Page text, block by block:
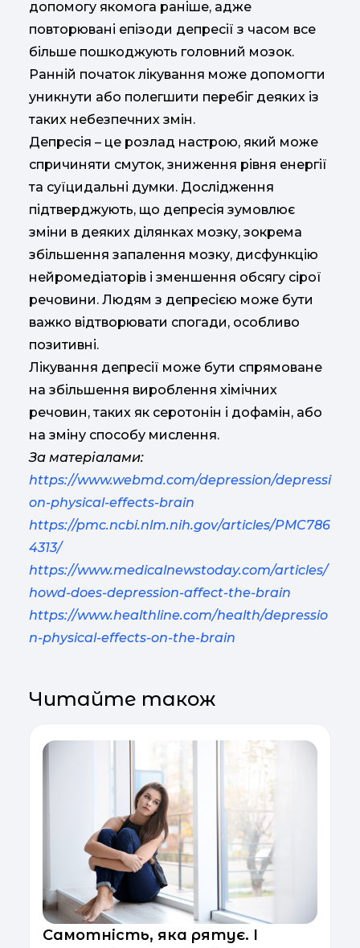
допомогу якомога раніше, адже
повторювані епізоди депресії з часом все
більше пошкоджують головний мозок.
Ранній початок лікування може допомогти
уникнути або полегшити перебіг деяких із
таких небезпечних змін.
Депресія – це розлад настрою, який може
спричиняти смуток, зниження рівня енергії
та суїцидальні думки. Дослідження
підтверджують, що депресія зумовлює
зміни в деяких ділянках мозку, зокрема
збільшення запалення мозку, дисфункцію
нейромедіаторів і зменшення обсягу сірої
речовини. Людям з депресією може бути
важко відтворювати спогади, особливо
позитивні.
Лікування депресії може бути спрямоване
на збільшення вироблення хімічних
речовин, таких як серотонін і дофамін, або
на зміну способу мислення.
За матеріалами:
https://www.webmd.com/depression/depressi
on-physical-effects-brain
https://pmc.ncbi.nlm.nih.gov/articles/PMC786
4313/
https://www.medicalnewstoday.com/articles/
howd-does-depression-affect-the-brain
https://www.healthline.com/health/depressio
n-physical-effects-on-the-brain
Читайте також
Самотність, яка рятує. І